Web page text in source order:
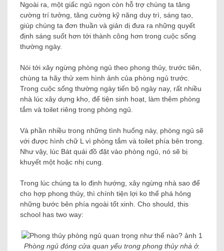
Ngoài ra, một giấc ngủ ngon còn hỗ trợ chúng ta tăng
cường trí tưởng, tăng cường kỹ năng duy trì, sáng tạo,
giúp chúng ta đơn thuần và giản dị đưa ra những quyết
định sáng suốt hơn tới thành công hơn trong cuộc sống
thường ngày.
Nói tới xây ngừng phòng ngủ theo phong thủy, trước tiên,
chúng ta hãy thử xem hình ảnh của phòng ngủ trước.
Trong cuộc sống thường ngày tiến bộ ngày nay, rất nhiều
nhà lúc xây dựng kho, để tiện sinh hoạt, làm thêm phòng
tắm và toilet riêng trong phòng ngủ.
Và phần nhiều trong những tình huống này, phòng ngủ sẽ
với được hình chữ L vì phòng tắm và toilet phía bên trong.
Như vậy, lúc Bát quái đồ đặt vào phòng ngủ, nó sẽ bị
khuyết một hoặc nhị cung.
Trong lúc chúng ta lo định hướng, xây ngừng nhà sao để
cho hợp phong thủy, thì chính tiện lợi ko thể phá hỏng
những bước bên phía ngoài tốt xinh. Cho should, this
school has two way:
Phòng ngủ đóng cửa quan yếu trong phong thủy nhà ở.